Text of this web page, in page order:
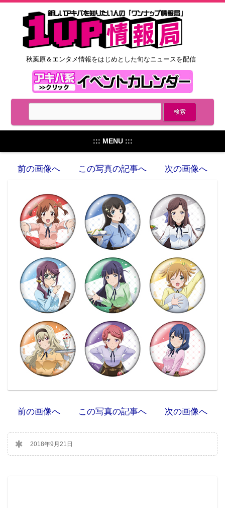
秋葉原＆エンタメ情報をはじめとした旬なニュースを配信
::: MENU :::
前の画像へ この写真の記事へ 次の画像へ
前の画像へ この写真の記事へ 次の画像へ
2018年9月21日